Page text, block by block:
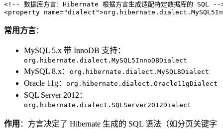
<!-- 数据库方言：Hibernate 根据方言生成适配特定数据库的 SQL --
<property name="dialect">
常用方言：
MySQL 5.x 带 InnoDB 支持：
org.hibernate.dialect.MySQL5InnoDBDialect
MySQL 8.x： org.hibernate.dialect.MySQL8Dialect
Oracle 11g： org.hibernate.dialect.Oracle11gDialect
SQL Server 2012：
org.hibernate.dialect.SQLServer2012Dialect
作用 ：方言决定了 Hibernate 生成的 SQL 语法（如分页关键字